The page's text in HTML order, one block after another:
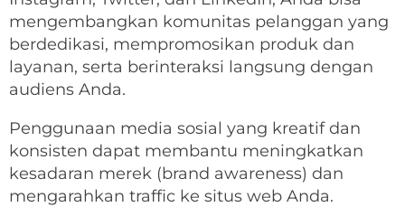
mengembangkan komunitas pelanggan yang
berdedikasi, mempromosikan produk dan
layanan, serta berinteraksi langsung dengan
audiens Anda.
Penggunaan media sosial yang kreatif dan
konsisten dapat membantu meningkatkan
kesadaran merek (brand awareness) dan
mengarahkan traffic ke situs web Anda.